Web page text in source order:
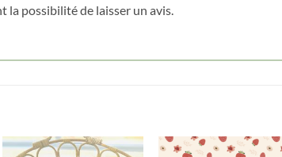
la possibilité de laisser un avis.